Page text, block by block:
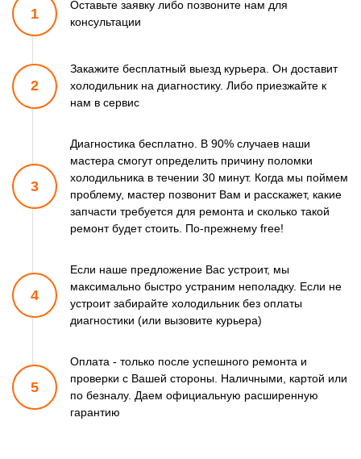
1
Оставьте заявку либо позвоните нам для
консультации
2
Закажите бесплатный выезд курьера. Он доставит
холодильник на диагностику. Либо приезжайте к
нам в сервис
3
Диагностика бесплатно. В 90% случаев наши
мастера смогутопределить причину поломки
холодильника в течении 30 минут. Когда мы поймем
проблему, мастер позвонит Вам и расскажет, какие
запчасти требуется для ремонта и сколько такой
ремонтбудет стоить. По-прежнему free!
4
Если наше предложение Вас устроит, мы
максимально быстро устраним неполадку. Если не
устроит забирайте холодильник без оплаты
диагностики (или вызовите курьера)
5
Оплата - только после успешного ремонта и
проверки с Вашей стороны. Наличными, картой или
по безналу. Даем официальную расширенную
гарантию